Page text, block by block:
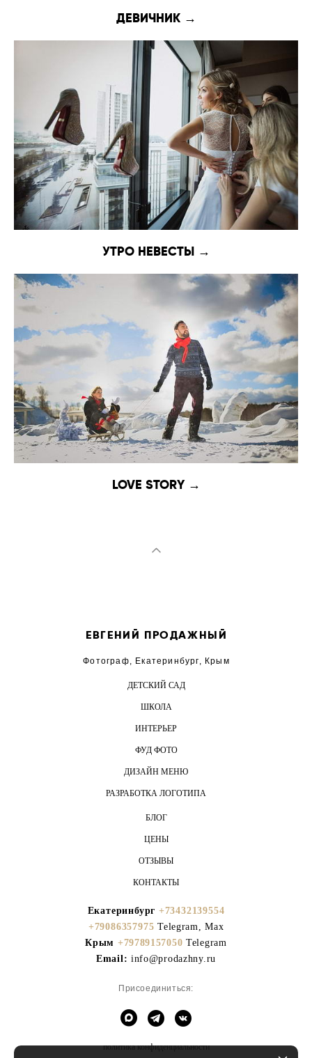
ДЕВИЧНИК →
УТРО НЕВЕСТЫ →
LOVE STORY →
ЕВГЕНИЙ ПРОДАЖНЫЙ
Фотограф, Екатеринбург, Крым
ДЕТСКИЙ САД
ШКОЛА
ИНТЕРЬЕР
ФУД ФОТО
ДИЗАЙН МЕНЮ
РАЗРАБОТКА ЛОГОТИПА
БЛОГ
ЦЕНЫ
ОТЗЫВЫ
КОНТАКТЫ
Екатеринбург +73432139554
+79086357975 Telegram, Max
Крым +79789157050 Telegram
Email: info@prodazhny.ru
Присоединиться:
политика конфиденциальности